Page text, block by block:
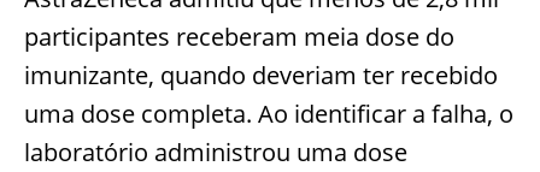
participantes receberam meia dose do
imunizante, quando deveriam ter recebido
uma dose completa. Ao identificar a falha, o
laboratório administrou uma dose